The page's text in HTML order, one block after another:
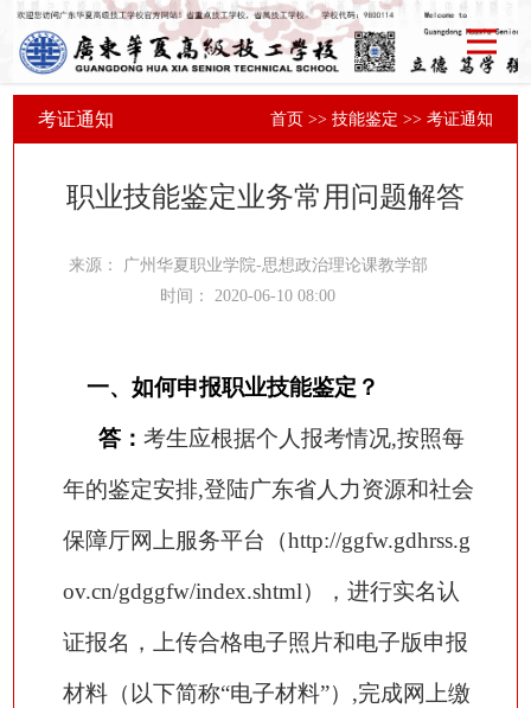
考证通知 首页 >> 技能鉴定 >> 考证通知
职业技能鉴定业务常用问题解答
来源： 广州华夏职业学院-思想政治理论课教学部
时间： 2020-06-10 08:00
一、如何申报职业技能鉴定？
答： 考生应根据个人报考情况,按照每
年的鉴定安排,登陆广东省人力资源和社会
保障厅网上服务平台（http://ggfw.gdhrss.g
ov.cn/gdggfw/index.shtml），进行实名认
证报名，上传合格电子照片和电子版申报
材料（以下简称“电子材料”）,完成网上缴